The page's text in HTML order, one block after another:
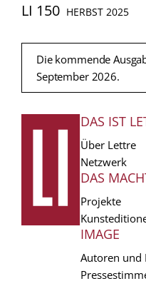
LI 150 HERBST 2025
Die kommende
September 2026.
DAS IST
Über Lettre
Netzwerk
DAS
Projekte
IMAGE
Autoren und